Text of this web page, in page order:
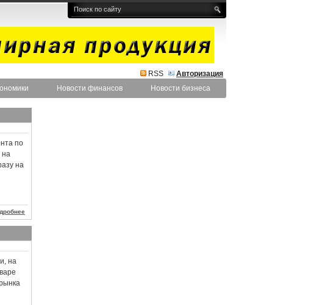
RSS
Авторизация
Новости финансов Новости бизнеса
по
на
на
на